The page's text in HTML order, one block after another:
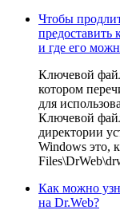
Чтобы
предоставить
и где его
Ключевой
котором
для
Ключевой
директории
Windows это,
Как можно
на Dr.Web?